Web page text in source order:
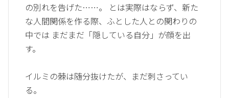
の別れを告げた……。 とは実際はならず、新た
な人間関係を作る際、ふとした人との関わりの
中では まだまだ「隠している自分」が顔を出
す。
イルミの棘は随分抜けたが、まだ刺さってい
る。